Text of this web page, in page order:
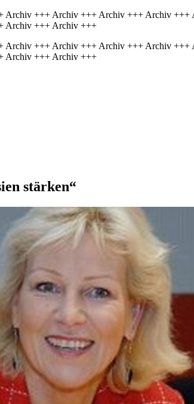
+++ Archiv +++ Archiv +++ Archiv
Archiv +++ Archiv +++
+++ Archiv +++ Archiv +++ Archiv
Archiv +++ Archiv +++
stärken“